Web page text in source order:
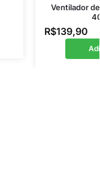
Ventilador
R$139,90